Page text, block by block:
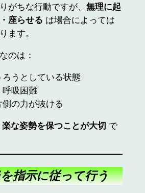
がちな行動ですが、 無理に起
座らせる は場合によっては
ます。
のは：
うとしている状態
吸困難
の力が抜ける
楽な姿勢を保つことが大切 で
指示に従って行う